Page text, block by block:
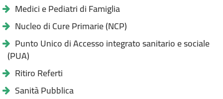
Medici e Pediatri di Famiglia
Nucleo di Cure Primarie (NCP)
Punto Unico di Accesso integrato sanitario e sociale
(PUA)
Ritiro Referti
Sanità Pubblica